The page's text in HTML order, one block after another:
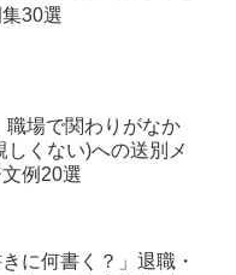
30選
職場で関わりがなか
しくない)への送別メ
例20選
きに何書く？」退職・